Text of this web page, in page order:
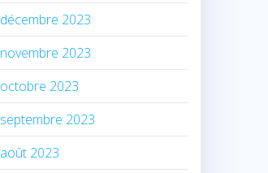
décembre 2023
novembre 2023
octobre 2023
septembre 2023
août 2023